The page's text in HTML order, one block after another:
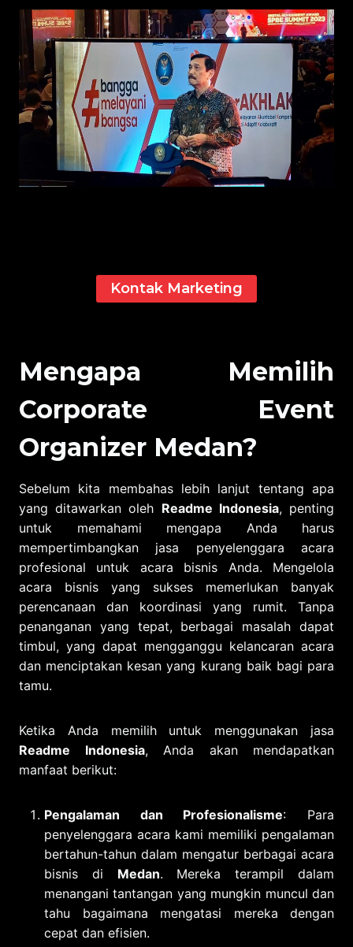
Kontak Marketing
Mengapa Memilih
Corporate Event
Organizer Medan?
Sebelum kita membahas lebih lanjut tentang apa
yang ditawarkan oleh Readme Indonesia, penting
untuk memahami mengapa Anda harus
mempertimbangkan jasa penyelenggara acara
profesional untuk acara bisnis Anda. Mengelola
acara bisnis yang sukses memerlukan banyak
perencanaan dan koordinasi yang rumit. Tanpa
penanganan yang tepat, berbagai masalah dapat
timbul, yang dapat mengganggu kelancaran acara
dan menciptakan kesan yang kurang baik bagi para
tamu.
Ketika Anda memilih untuk menggunakan jasa
Readme Indonesia, Anda akan mendapatkan
manfaat berikut:
Pengalaman dan Profesionalisme: Para
penyelenggara acara kami memiliki pengalaman
bertahun-tahun dalam mengatur berbagai acara
bisnis di Medan. Mereka terampil dalam
menangani tantangan yang mungkin muncul dan
tahu bagaimana mengatasi mereka dengan
cepat dan efisien.